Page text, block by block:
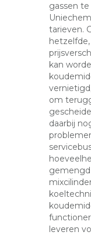
gassen
tarieven.
kan
om
daarbij
leveren